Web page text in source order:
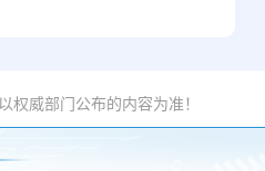
威部门公布的内容为准！